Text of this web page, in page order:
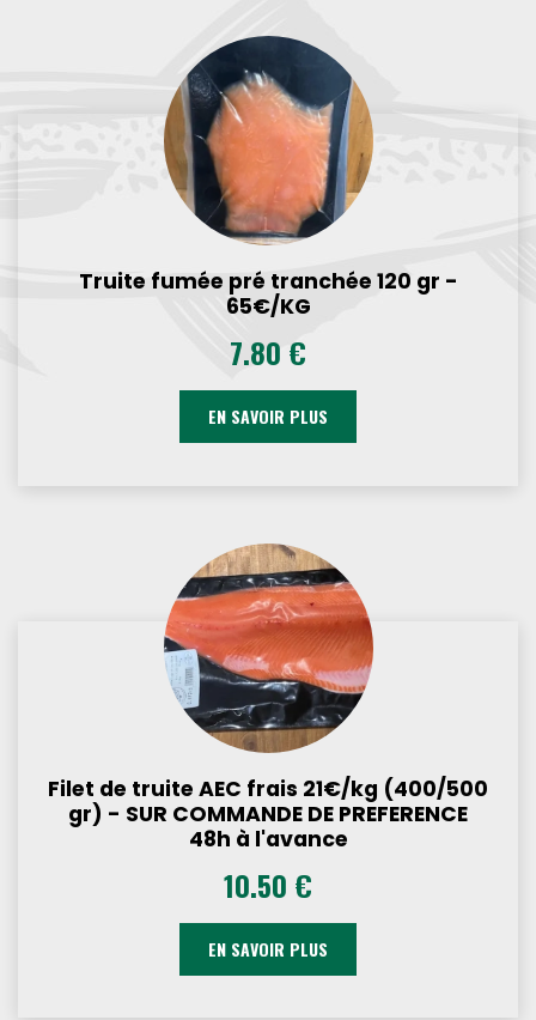
Truite fumée pré tranchée 120 gr -
65€/KG
7.80 €
EN SAVOIR PLUS
Filet de truite AEC frais 21€/kg (400/500
gr) - SUR COMMANDE DE PREFERENCE
48h à l'avance
10.50 €
EN SAVOIR PLUS